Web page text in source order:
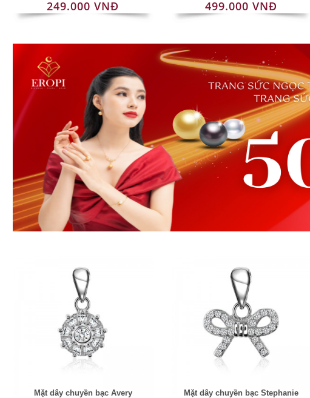
249.000 VNĐ 499.000 VNĐ
Mặt dây chuyền bạc Avery Mặt dây chuyền bạc Stephanie